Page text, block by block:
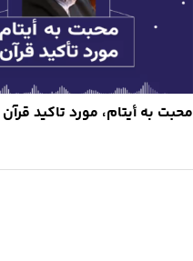
محبت به أیتام، مورد تاکید قرآن